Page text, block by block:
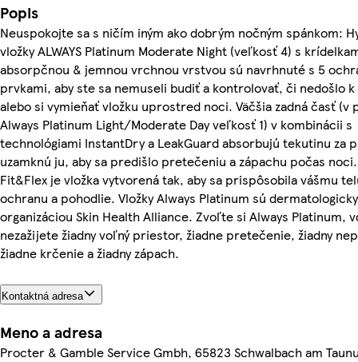
Popis
Neuspokojte sa s ničím iným ako dobrým nočným spánkom:
vložky ALWAYS Platinum Moderate Night (veľkosť 4) s
absorpčnou & jemnou vrchnou vrstvou sú navrhnuté s 5
prvkami, aby ste sa nemuseli budiť a kontrolovať, či nedošlo
alebo si vymieňať vložku uprostred noci. Väčšia zadná časť (v
Always Platinum Light/Moderate Day veľkosť 1) v kombinácii s
technológiami InstantDry a LeakGuard absorbujú tekutinu za
uzamknú ju, aby sa predišlo pretečeniu a zápachu počas
Fit&Flex je vložka vytvorená tak, aby sa prispôsobila vášmu
ochranu a pohodlie. Vložky Always Platinum sú
organizáciou Skin Health Alliance. Zvoľte si Always Platinum,
nezažijete žiadny voľný priestor, žiadne pretečenie, žiadny
žiadne krčenie a žiadny zápach.
Kontaktná adresa
Meno a adresa
Procter & Gamble Service Gmbh, 65823 Schwalbach am